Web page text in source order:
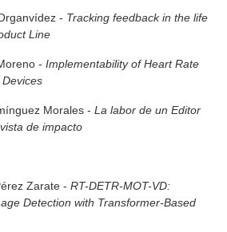
- Tracking feedback in the life
Line
- Implementability of Heart Rate
Morales - La labor de un Editor
de impacto
Zarate - RT-DETR-MOT-VD:
Detection with Transformer-Based